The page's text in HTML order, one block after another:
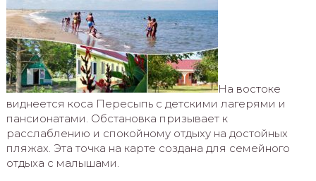
На востоке
виднеется коса Пересыпь с детскими лагерями и
пансионатами. Обстановка призывает к
расслаблению и спокойному отдыху на достойных
пляжах. Эта точка на карте создана для семейного
отдыха с малышами.